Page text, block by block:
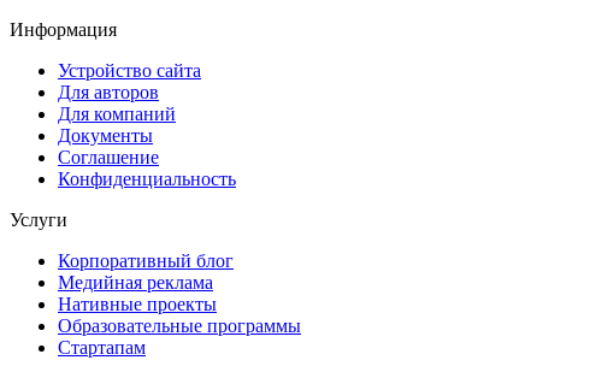
Информация
Устройство сайта
Для авторов
Для компаний
Документы
Соглашение
Конфиденциальность
Услуги
Корпоративный блог
Медийная реклама
Нативные проекты
Образовательные программы
Стартапам